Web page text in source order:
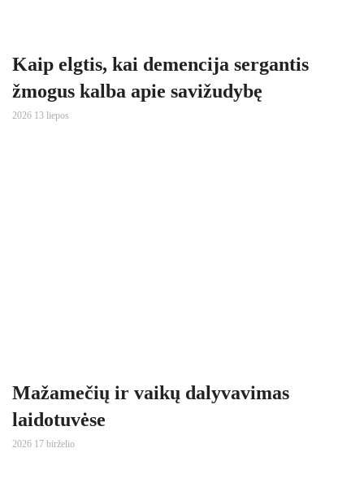
Kaip elgtis, kai demencija sergantis
žmogus kalba apie savižudybę
2026 13 liepos
Mažamečių ir vaikų dalyvavimas
laidotuvėse
2026 17 birželio